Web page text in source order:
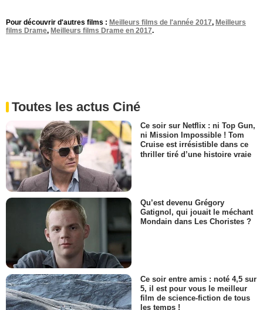
Pour découvrir d'autres films : Meilleurs films de l'année 2017, Meilleurs
films Drame, Meilleurs films Drame en 2017.
Toutes les actus Ciné
Ce soir sur Netflix : ni Top Gun,
ni Mission Impossible ! Tom
Cruise est irrésistible dans ce
thriller tiré d’une histoire vraie
Qu’est devenu Grégory
Gatignol, qui jouait le méchant
Mondain dans Les Choristes ?
Ce soir entre amis : noté 4,5 sur
5, il est pour vous le meilleur
film de science-fiction de tous
les temps !